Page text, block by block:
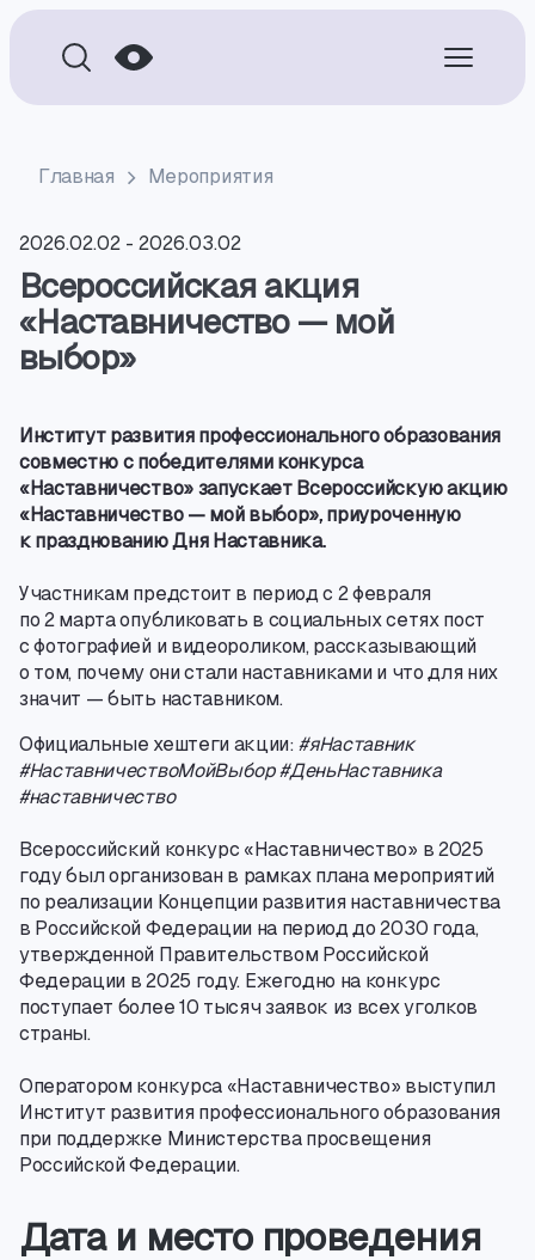
Главная Мероприятия
2026.02.02 - 2026.03.02
Всероссийская акция
«Наставничество — мой
выбор»
Институт развития профессионального образования
совместно с победителями конкурса
«Наставничество» запускает Всероссийскую акцию
«Наставничество — мой выбор», приуроченную
к празднованию Дня Наставника.
Участникам предстоит в период с 2 февраля
по 2 марта опубликовать в социальных сетях пост
с фотографией и видеороликом, рассказывающий
о том, почему они стали наставниками и что для них
значит — быть наставником.
Официальные хештеги акции:#яНаставник
#НаставничествоМойВыбор #ДеньНаставника
#наставничество
Всероссийский конкурс «Наставничество» в 2025
году был организован в рамках плана мероприятий
по реализации Концепции развития наставничества
в Российской Федерации на период до 2030 года,
утвержденной Правительством Российской
Федерации в 2025 году. Ежегодно на конкурс
поступает более 10 тысяч заявок из всех уголков
страны.
Оператором конкурса «Наставничество» выступил
Институт развития профессионального образования
при поддержке Министерства просвещения
Российской Федерации.
Дата и место проведения